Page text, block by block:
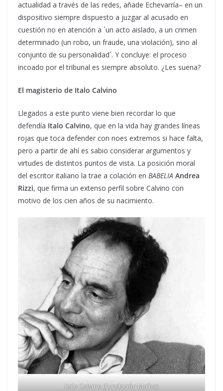
actualidad a través de las redes, añade Echevarría– en un
dispositivo siempre dispuesto a juzgar al acusado en
cuestión no en atención a `un acto aislado, a un crimen
determinado (un robo, un fraude, una violación), sino al
conjunto de su personalidad´. Y concluye: el proceso
incoado por el tribunal es siempre absoluto. ¿Les suena?
El magisterio de Italo Calvino
Llegados a este punto viene bien recordar lo que
defendía Italo Calvino, que en la vida hay grandes líneas
rojas que toca defender con noes extremos si hace falta,
pero a partir de ahí es sabio considerar argumentos y
virtudes de distintos puntos de vista. La posición moral
del escritor italiano la trae a colación en BABELIA Andrea
Rizzi, que firma un extenso perfil sobre Calvino con
motivo de los cien años de su nacimiento.
Italo Calvino (Fundación Malba)